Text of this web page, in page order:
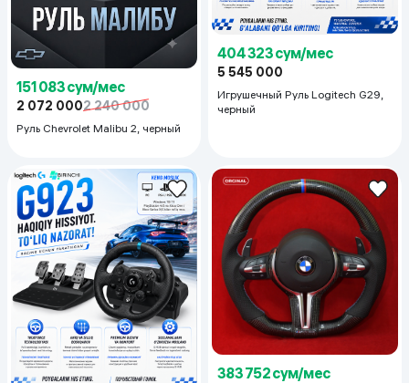
151 083 сум/мес
2 072 0002 240 000
Руль Chevrolet Malibu 2, черный
404 323 сум/мес
5 545 000
Игрушечный Руль Logitech G29,
черный
383 752 сум/мес